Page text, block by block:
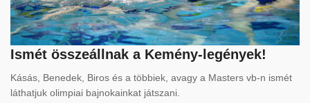
Ismét összeállnak a Kemény-legények!
Kásás, Benedek, Biros és a többiek, avagy a Masters vb-n ismét
láthatjuk olimpiai bajnokainkat játszani.